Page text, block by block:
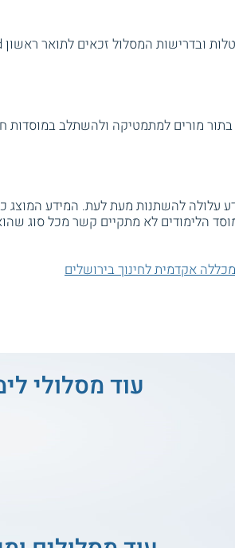
בתור מורים למתמטיקה ולהשתלב במוסדות
עלולה להשתנות מעת לעת. המידע המוצג
הלימודים לא מתקיים קשר מכל סוג
אקדמית לחינוך בירושלים
עוד מסלולי